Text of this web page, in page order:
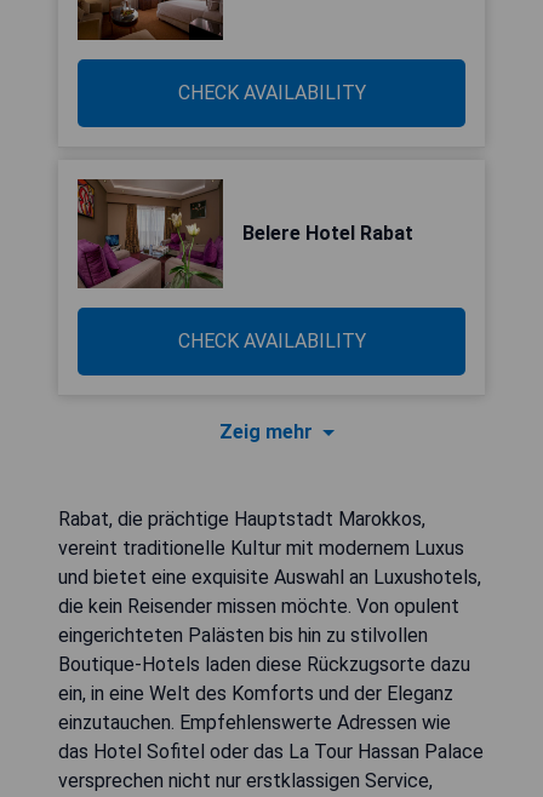
CHECK AVAILABILITY
Belere Hotel Rabat
CHECK AVAILABILITY
Zeig mehr
Rabat, die prächtige Hauptstadt Marokkos,
vereint traditionelle Kultur mit modernem Luxus
und bietet eine exquisite Auswahl an Luxushotels,
die kein Reisender missen möchte. Von opulent
eingerichteten Palästen bis hin zu stilvollen
Boutique-Hotels laden diese Rückzugsorte dazu
ein, in eine Welt des Komforts und der Eleganz
einzutauchen. Empfehlenswerte Adressen wie
das Hotel Sofitel oder das La Tour Hassan Palace
versprechen nicht nur erstklassigen Service,